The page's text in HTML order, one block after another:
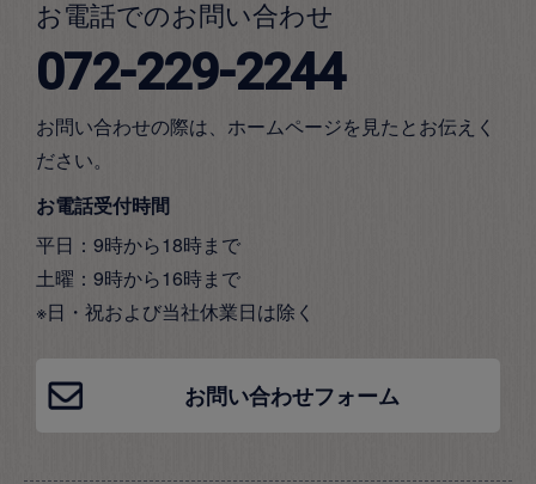
お電話でのお問い合わせ
072-229-2244
お問い合わせの際は、ホームページを見たとお伝えく
ださい。
お電話受付時間
平日：9時から18時まで
土曜：9時から16時まで
※日・祝および当社休業日は除く
お問い合わせフォーム